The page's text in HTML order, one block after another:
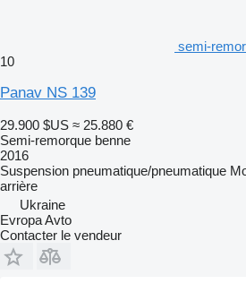
semi-
10
Panav NS 139
29.900 $US ≈ 25.880 €
Semi-remorque benne
2016
Suspension pneumatique/pneumatique
arrière
Ukraine
Evropa Avto
Contacter le vendeur